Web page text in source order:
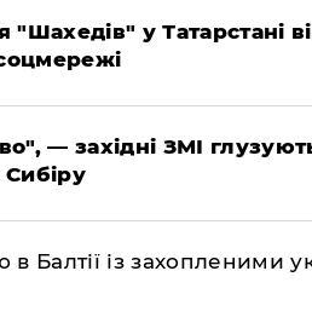
"Шахедів" у Татарстані
— західні ЗМІ
Сибіру
в Балтії із захопленими